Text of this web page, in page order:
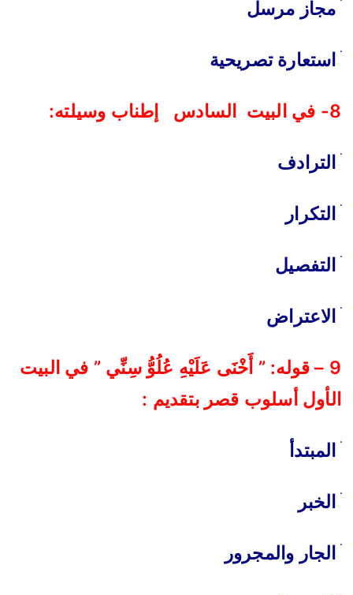
ׄ مجاز مرسل
ׄ استعارة تصريحية
8- في البيت السادس إطناب وسيلته:
ׄ الترادف
ׄ التكرار
ׄ التفصيل
ׄ الاعتراض
9 – قوله: ” أَخْنَى عَلَيْهِ عُلُوُّ سِنِّي ” في البيت
الأول أسلوب قصر بتقديم :
ׄ المبتدأ
ׄ الخبر
ׄ الجار والمجرور